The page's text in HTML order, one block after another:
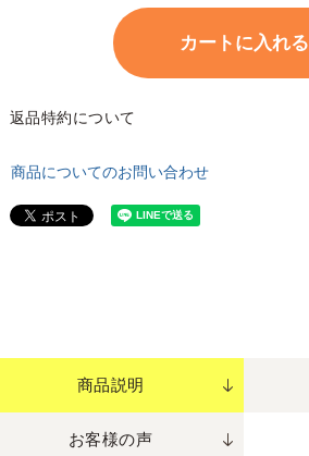
カートに入れる
返品特約について
商品についてのお問い合わせ
商品説明
お客様の声